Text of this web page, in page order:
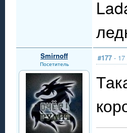
Smirnoff
Посетитель
#177 - 17